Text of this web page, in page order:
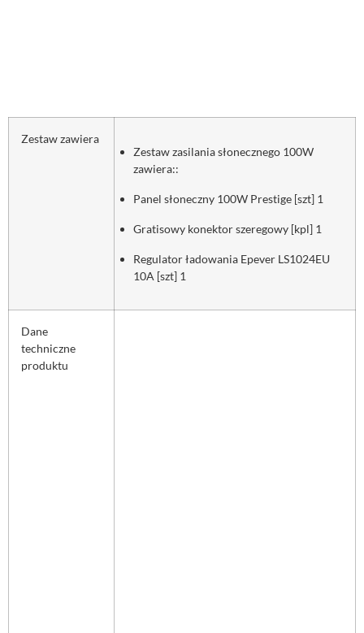
Zestaw zawiera
Zestaw zasilania słonecznego 100W
zawiera::
Panel słoneczny 100W Prestige [szt] 1
Gratisowy konektor szeregowy [kpl] 1
Regulator ładowania Epever LS1024EU
10A [szt] 1
Dane
techniczne
produktu